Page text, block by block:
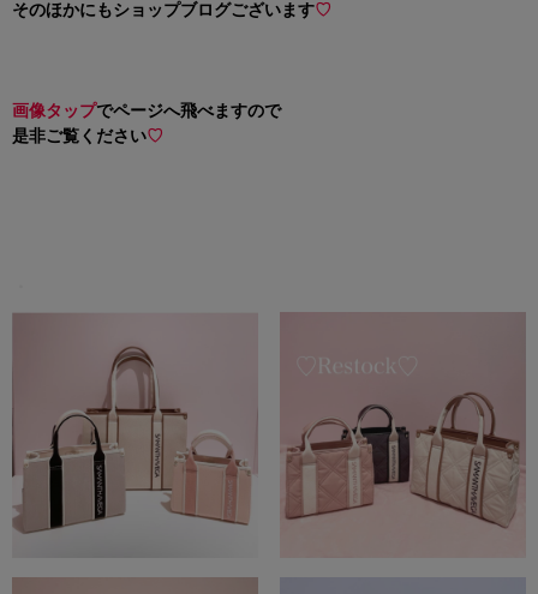
そのほかにもショップブログございます♡
画像タップでページへ飛べますので
是非ご覧ください♡